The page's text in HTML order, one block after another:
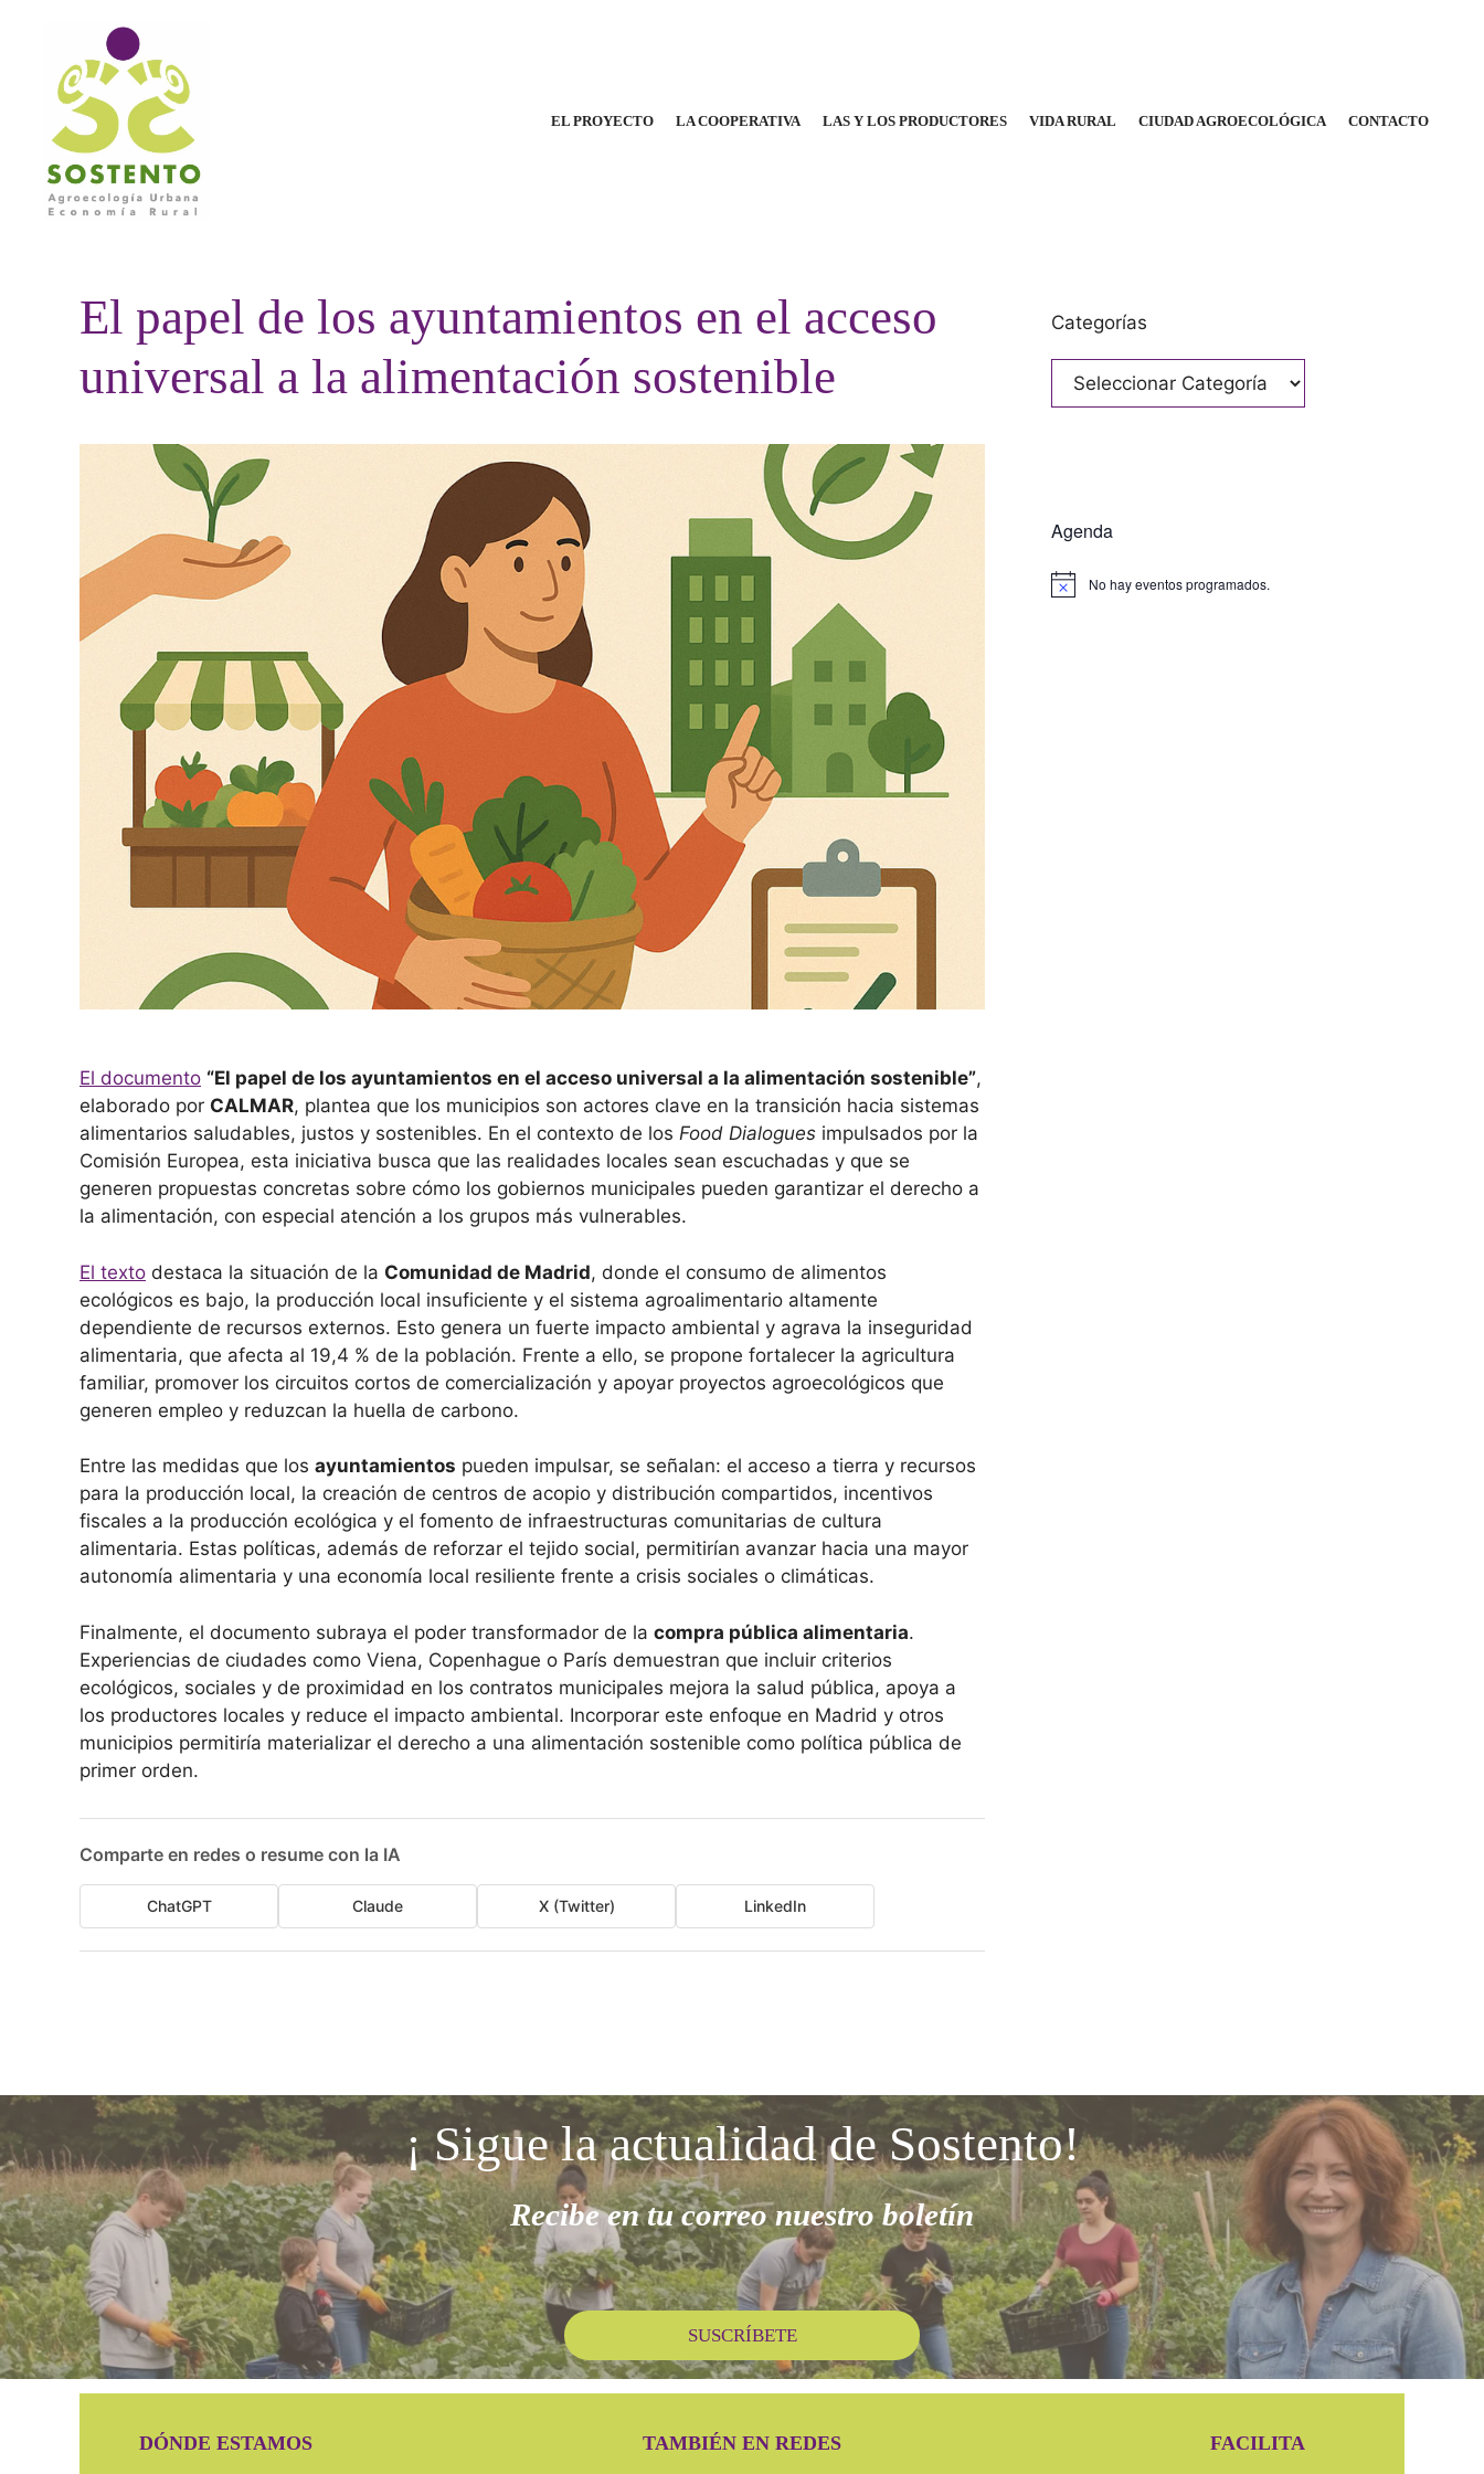
contenido
EL PROYECTO LA COOPERATIVA LAS Y LOS PRODUCTORES VIDA RURAL CIUDAD AGROECOLÓGICA CONTACTO
El papel de los ayuntamientos en el acceso
universal a la alimentación sostenible
El documento “El papel de los ayuntamientos en el acceso universal a la alimentación sostenible”,
elaborado por CALMAR, plantea que los municipios son actores clave en la transición hacia sistemas
alimentarios saludables, justos y sostenibles. En el contexto de los Food Dialogues impulsados por la
Comisión Europea, esta iniciativa busca que las realidades locales sean escuchadas y que se
generen propuestas concretas sobre cómo los gobiernos municipales pueden garantizar el derecho a
la alimentación, con especial atención a los grupos más vulnerables.
El texto destaca la situación de la Comunidad de Madrid, donde el consumo de alimentos
ecológicos es bajo, la producción local insuficiente y el sistema agroalimentario altamente
dependiente de recursos externos. Esto genera un fuerte impacto ambiental y agrava la inseguridad
alimentaria, que afecta al 19,4 % de la población. Frente a ello, se propone fortalecer la agricultura
familiar, promover los circuitos cortos de comercialización y apoyar proyectos agroecológicos que
generen empleo y reduzcan la huella de carbono.
Entre las medidas que los ayuntamientos pueden impulsar, se señalan: el acceso a tierra y recursos
para la producción local, la creación de centros de acopio y distribución compartidos, incentivos
fiscales a la producción ecológica y el fomento de infraestructuras comunitarias de cultura
alimentaria. Estas políticas, además de reforzar el tejido social, permitirían avanzar hacia una mayor
autonomía alimentaria y una economía local resiliente frente a crisis sociales o climáticas.
Finalmente, el documento subraya el poder transformador de la compra pública alimentaria.
Experiencias de ciudades como Viena, Copenhague o París demuestran que incluir criterios
ecológicos, sociales y de proximidad en los contratos municipales mejora la salud pública, apoya a
los productores locales y reduce el impacto ambiental. Incorporar este enfoque en Madrid y otros
municipios permitiría materializar el derecho a una alimentación sostenible como política pública de
primer orden.
Comparte en redes o resume con la IA
ChatGPT Claude X (Twitter) LinkedIn
Categorías
Categorías
Agenda
No hay eventos programados.
¡ Sigue la actualidad de Sostento!
Recibe en tu correo nuestro boletín
SUSCRÍBETE
DÓNDE ESTAMOS TAMBIÉN EN REDES FACILITA